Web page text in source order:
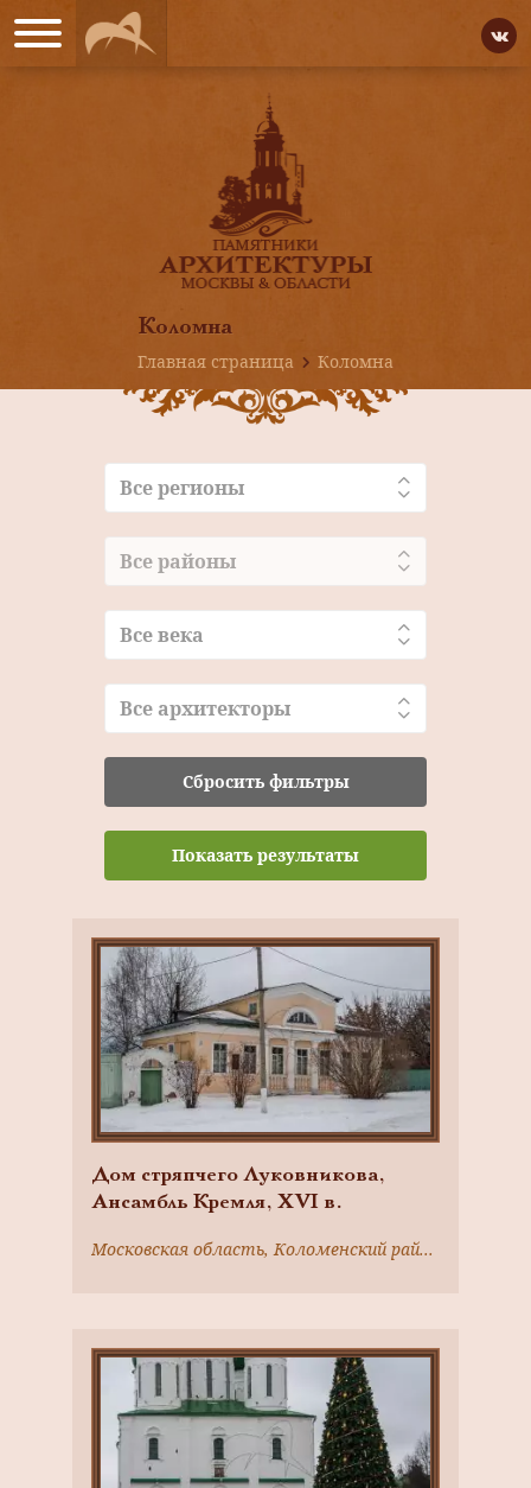
Коломна
Главная страница
Коломна
Все регионы
Все районы
Все века
Все архитекторы
Сбросить фильтры
Показать результаты
Дом стряпчего Луковникова,
Ансамбль Кремля, ХVI в.
Московская область, Коломенский район, г. Коломна